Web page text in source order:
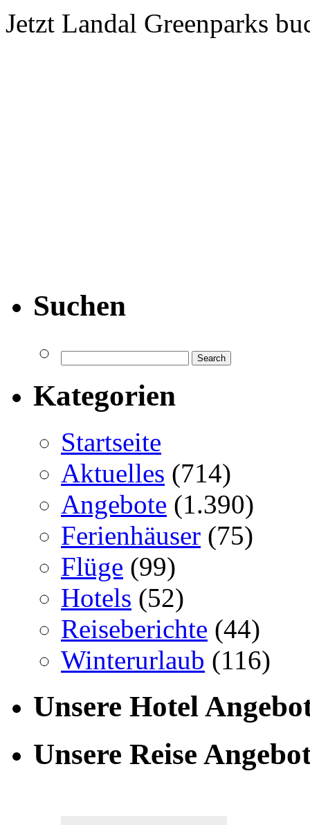
Jetzt Landal Greenparks
Suchen
Kategorien
Startseite
Aktuelles (714)
Angebote (1.390)
Ferienhäuser (75)
Flüge (99)
Hotels (52)
Reiseberichte (44)
Winterurlaub (116)
Unsere Hotel
Unsere Reise